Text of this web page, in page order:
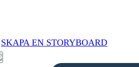
SKAPA EN STORYBOARD